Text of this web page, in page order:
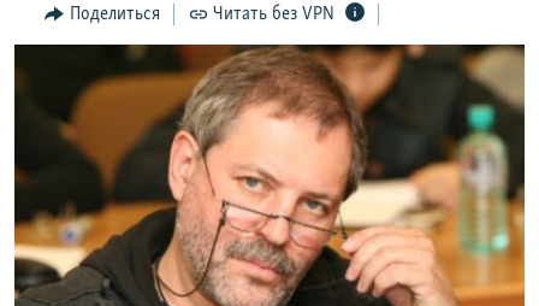
поискуИНФОГРАФИКА
ТЕЛЕПРОЕКТ КРЫМ.РЕАЛИИ
СОВЕТЫ ПРАВОЗАЩИТНИКОВ
ПРОПАВШИЕ БЕЗ ВЕСТИ
ПОБЕДИТЕЛЕЙ НЕ СУДЯТ?
КРЫМ.НЕПОКОРЕННЫЙ
ELIFBE
КАК ОБОЙТИ БЛОКИРОВКУ
Українською
Qırımtatar
ПРИСОЕДИНЯЙТЕСЬ!
Поделиться Читать без VPN